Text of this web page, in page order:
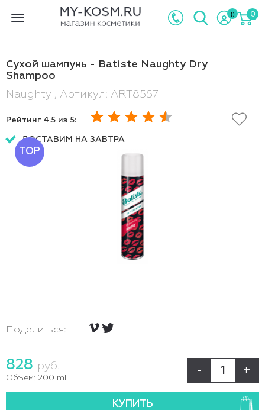
Toggle
0 0
Сухой шампунь - Batiste Naughty Dry
Shampoo
Naughty , Артикул: ART8557
Рейтинг 4.5 из 5:
ДОСТАВИМ НА ЗАВТРА
TOP
Поделиться:
828 руб.
Объем: 200 ml
- +
КУПИТЬ